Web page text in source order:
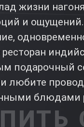
жизни
и ощущений.
подарочный
любите
блюдами